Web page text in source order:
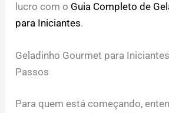
lucro com o Guia Completo de
para Iniciantes.
Geladinho Gourmet para
Passos
Para quem está começando,